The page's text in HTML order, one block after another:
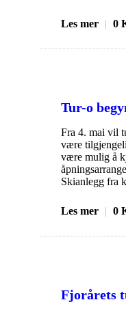
Les mer | 0
Tur-o
Fra 4. mai vil
være
være mulig å
Skianlegg fra
Les mer | 0
Fjorårets